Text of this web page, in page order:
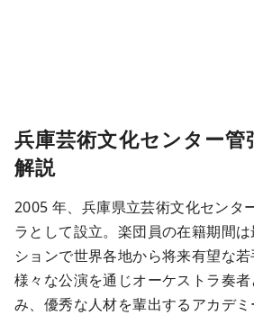
兵庫芸術文化センター管
解説
2005 年、兵庫県立芸術文化センタ
ラとして設立。楽団員の在籍期間
ションで世界各地から将来有望な若
様々な公演を通じオーケストラ奏
み、優秀な人材を輩出するアカデ